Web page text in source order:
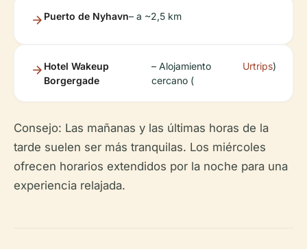
Puerto de Nyhavn– a ~2,5 km
Hotel Wakeup
Borgergade
– Alojamiento
cercano (
Urtrips)
Consejo: Las mañanas y las últimas horas de la
tarde suelen ser más tranquilas. Los miércoles
ofrecen horarios extendidos por la noche para una
experiencia relajada.